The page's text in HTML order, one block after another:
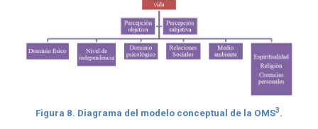
Figura 8. Diagrama del modelo conceptual de la OMS3.